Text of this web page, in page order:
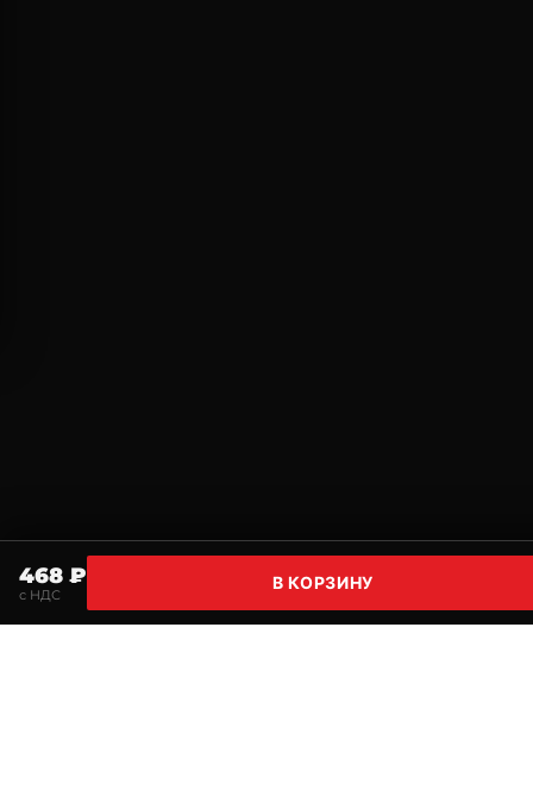
468 ₽
с НДС
В КОРЗИНУ
Главная Поиск Корзина Избранное